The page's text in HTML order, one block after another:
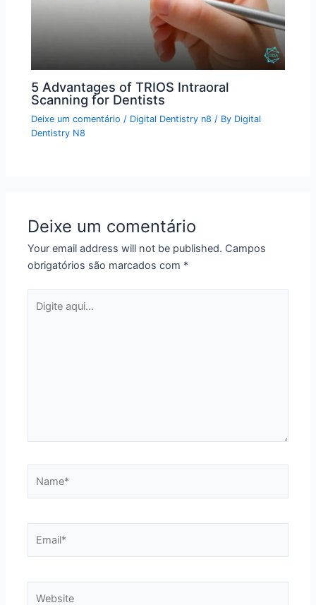
5 Advantages of TRIOS Intraoral
Scanning for Dentists
Deixe um comentário / Digital Dentistry n8 / By Digital
Dentistry N8
Deixe um comentário
Your email address will not be published. Campos
obrigatórios são marcados com *
aqui...